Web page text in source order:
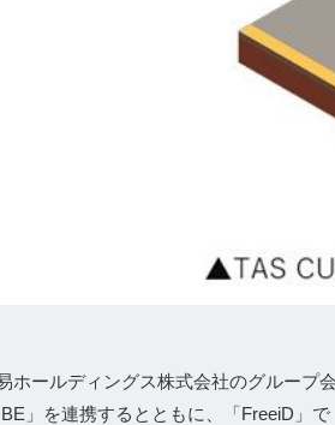
ホールディングス株式会社のグループ会
」を連携するとともに、「FreeiD」で